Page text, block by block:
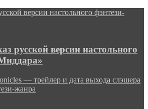
версии настольного фэнтези-
русской версии настольного
— трейлер и дата выхода слэшера
жанра